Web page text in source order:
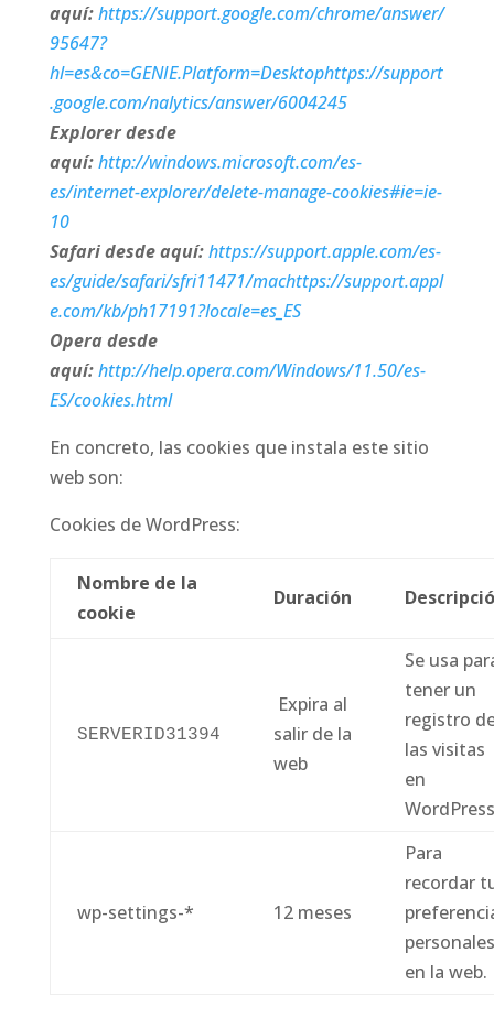
aquí:https://support.google.com/chrome/answer/
95647?
hl=es&co=GENIE.Platform=Desktophttps://support
.google.com/nalytics/answer/6004245
Explorer desde
aquí:http://windows.microsoft.com/es-
es/internet-explorer/delete-manage-cookies#ie=ie-
10
Safari desde aquí:https://support.apple.com/es-
es/guide/safari/sfri11471/machttps://support.appl
e.com/kb/ph17191?locale=es_ES
Opera desde
aquí:http://help.opera.com/Windows/11.50/es-
ES/cookies.html
En concreto, las cookies que instala este sitio
web son:
Cookies de WordPress:
Nombre de la
cookie
Duración
SERVERID31394
Expira al
salir de la
web
Se usa
tener un
registro
las visitas
en
wp-settings-* 12 meses
Para
recordar
personales
en la web.